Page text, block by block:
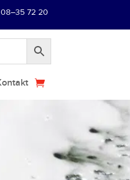
08–35 72 20